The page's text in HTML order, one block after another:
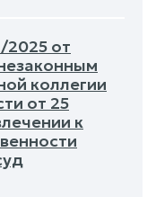
от
коллегии
от 25
к